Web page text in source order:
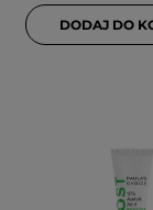
DODAJ DO